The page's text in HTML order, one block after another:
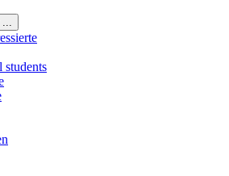
...
students